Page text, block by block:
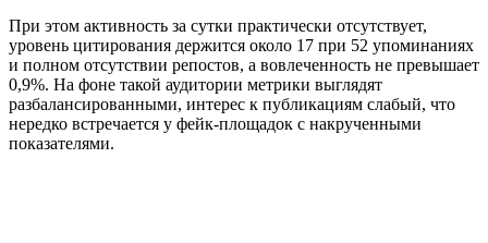
При этом активность за сутки практически отсутствует,
уровень цитирования держится около 17 при 52 упоминаниях
и полном отсутствии репостов, а вовлеченность не превышает
0,9%. На фоне такой аудитории метрики выглядят
разбалансированными, интерес к публикациям слабый, что
нередко встречается у фейк-площадок с накрученными
показателями.